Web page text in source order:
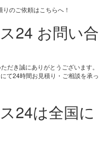
24 お問い合
だき誠にありがとうございます。
て24時間お見積り・ご相談を承っ
24は全国に